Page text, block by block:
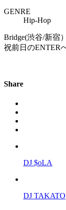
GENRE
Hip-Hop
Bridge(渋谷/新宿
祝前日のENTER
Share
DJ $oLA
DJ TAKATO